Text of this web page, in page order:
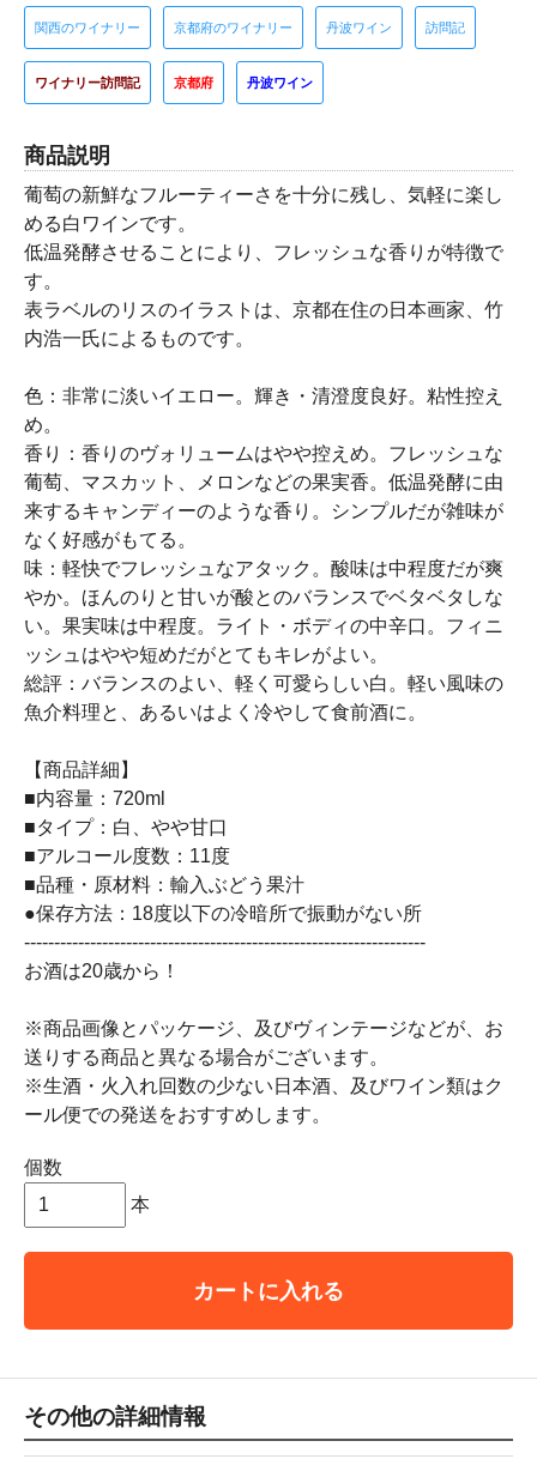
関西のワイナリー 京都府のワイナリー 丹波ワイン 訪問記
ワイナリー訪問記 京都府 丹波ワイン
商品説明
葡萄の新鮮なフルーティーさを十分に残し、気軽に楽し
める白ワインです。
低温発酵させることにより、フレッシュな香りが特徴で
す。
表ラベルのリスのイラストは、京都在住の日本画家、竹
内浩一氏によるものです。
色：非常に淡いイエロー。輝き・清澄度良好。粘性控え
め。
香り：香りのヴォリュームはやや控えめ。フレッシュな
葡萄、マスカット、メロンなどの果実香。低温発酵に由
来するキャンディーのような香り。シンプルだが雑味が
なく好感がもてる。
味：軽快でフレッシュなアタック。酸味は中程度だが爽
やか。ほんのりと甘いが酸とのバランスでベタベタしな
い。果実味は中程度。ライト・ボディの中辛口。フィニ
ッシュはやや短めだがとてもキレがよい。
総評：バランスのよい、軽く可愛らしい白。軽い風味の
魚介料理と、あるいはよく冷やして食前酒に。
【商品詳細】
■内容量：720ml
■タイプ：白、やや甘口
■アルコール度数：11度
■品種・原材料：輸入ぶどう果汁
●保存方法：18度以下の冷暗所で振動がない所
-------------------------------------------------------------------
お酒は20歳から！
※商品画像とパッケージ、及びヴィンテージなどが、お
送りする商品と異なる場合がございます。
※生酒・火入れ回数の少ない日本酒、及びワイン類はク
ール便での発送をおすすめします。
個数
本
カートに入れる
その他の詳細情報